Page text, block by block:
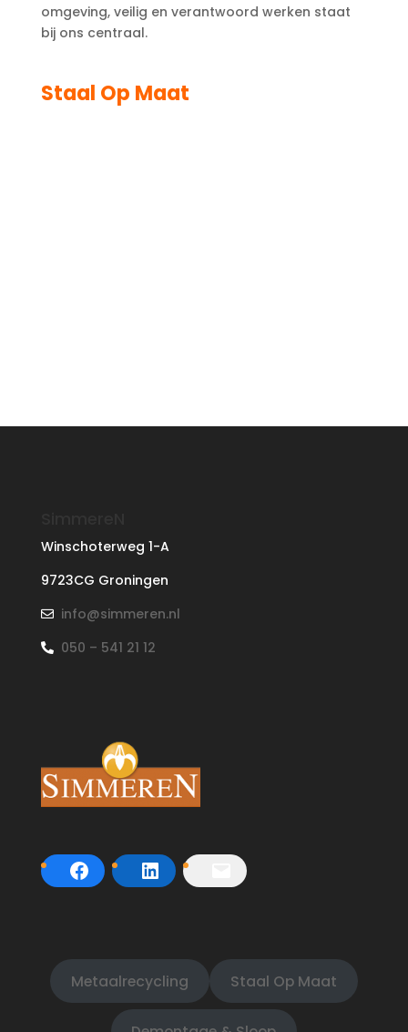
omgeving, veilig en verantwoord werken staat
bij ons centraal.
Staal Op Maat
Winschoterweg 1-A
9723CG Groningen
info@simmeren.nl
050 – 541 21 12
Metaalrecycling Staal Op Maat